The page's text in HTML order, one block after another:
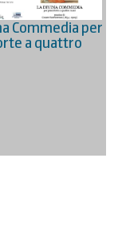
Commedia per
a quattro